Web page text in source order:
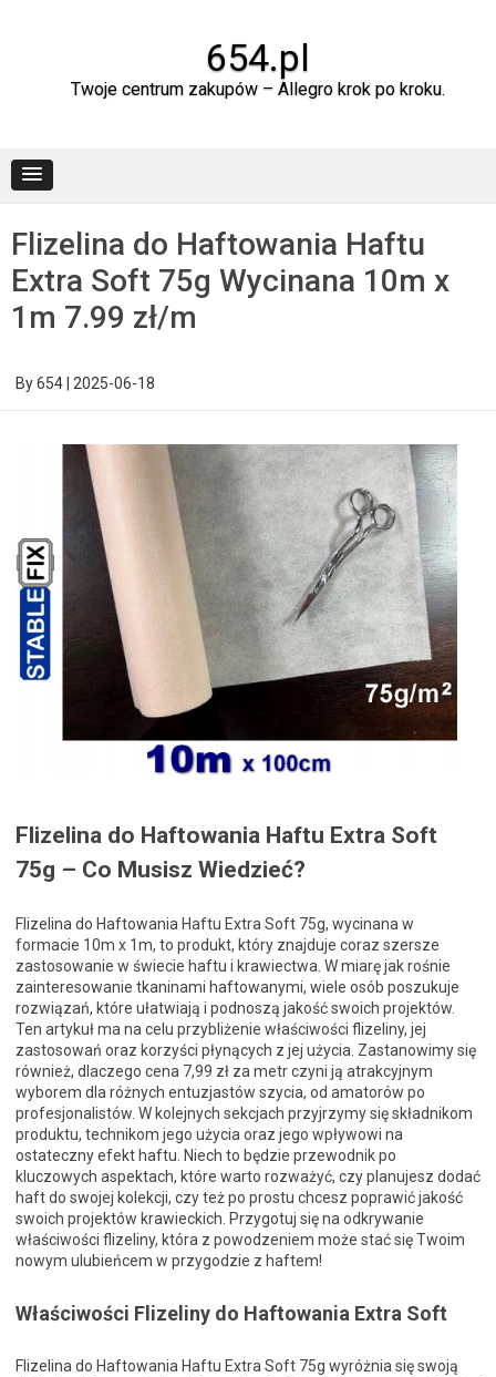
654.pl
Twoje centrum zakupów – Allegro krok po kroku.
Flizelina do Haftowania Haftu
Extra Soft 75g Wycinana 10m x
1m 7.99 zł/m
By654 2025-06-18
Flizelina do Haftowania Haftu Extra Soft
75g – Co Musisz Wiedzieć?
Flizelina do Haftowania Haftu Extra Soft 75g, wycinana w
formacie 10m x 1m, to produkt, który znajduje coraz szersze
zastosowanie w świecie haftu i krawiectwa. W miarę jak rośnie
zainteresowanie tkaninami haftowanymi, wiele osób poszukuje
rozwiązań, które ułatwiają i podnoszą jakość swoich projektów.
Ten artykuł ma na celu przybliżenie właściwości flizeliny, jej
zastosowań oraz korzyści płynących z jej użycia. Zastanowimy się
również, dlaczego cena 7,99 zł za metr czyni ją atrakcyjnym
wyborem dla różnych entuzjastów szycia, od amatorów po
profesjonalistów. W kolejnych sekcjach przyjrzymy się składnikom
produktu, technikom jego użycia oraz jego wpływowi na
ostateczny efekt haftu. Niech to będzie przewodnik po
kluczowych aspektach, które warto rozważyć, czy planujesz dodać
haft do swojej kolekcji, czy też po prostu chcesz poprawić jakość
swoich projektów krawieckich. Przygotuj się na odkrywanie
właściwości flizeliny, która z powodzeniem może stać się Twoim
nowym ulubieńcem w przygodzie z haftem!
Właściwości Flizeliny do Haftowania Extra Soft
Flizelina do Haftowania Haftu Extra Soft 75g wyróżnia się swoją